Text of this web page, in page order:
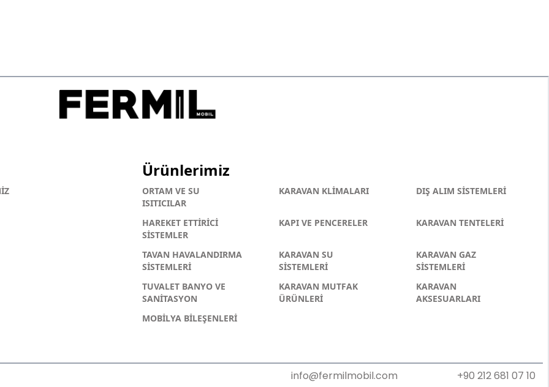
Ürünlerimiz
ORTAM VE SU
ISITICILAR
KARAVAN KLİMALARI DIŞ ALIM SİSTEMLERİ
HAREKET ETTİRİCİ
SİSTEMLER
KAPI VE PENCERELER KARAVAN TENTELERİ
TAVAN HAVALANDIRMA
SİSTEMLERİ
KARAVAN SU
SİSTEMLERİ
KARAVAN GAZ
SİSTEMLERİ
TUVALET BANYO VE
SANİTASYON
KARAVAN MUTFAK
ÜRÜNLERİ
KARAVAN
AKSESUARLARI
MOBİLYA BİLEŞENLERİ
info@fermilmobil.com +90 212 681 07 10